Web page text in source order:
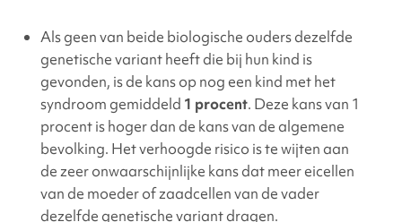
Als geen van beide biologische ouders dezelfde
genetische variant heeft die bij hun kind is
gevonden, is de kans op nog een kind met het
syndroom gemiddeld 1 procent. Deze kans van 1
procent is hoger dan de kans van de algemene
bevolking. Het verhoogde risico is te wijten aan
de zeer onwaarschijnlijke kans dat meer eicellen
van de moeder of zaadcellen van de vader
dezelfde genetische variant dragen.